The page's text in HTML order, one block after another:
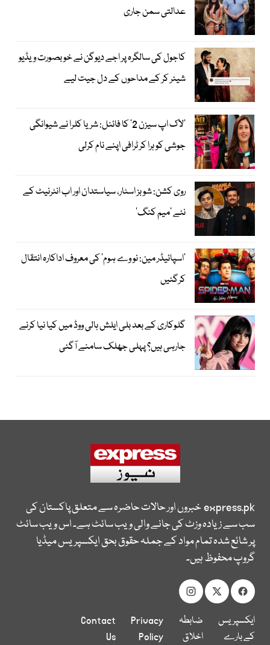
عدالتی سمن جاری
کاجول کی سالگرہ پر اجے دیوگن نے خوبصورت ویڈیو
شیئر کر کے مداحوں کے دل جیت لیے
’لاک اپ سیزن 2‘ کا فائنل: شریا کلرا نے شیوانگی
جوشی کو ہرا کر ٹرافی اپنے نام کرلی
روی کشن: شوبز اسٹار، سیاستدان اور اب انٹرنیٹ کے
نئے ’میم کنگ‘
’اسپائیڈر مین: نو وے ہوم‘ کی معروف اداکارہ انتقال
کرگئیں
گلوکاری کے بعد بلی ایلش ہالی ووڈ میں کیا نیا کرنے
جارہی ہیں؟ پہلی جھلک سامنے آگئی
express.pkخبروں اور حالات حاضرہ سے متعلق پاکستان کی
سب سے زیادہ وزٹ کی جانے والی ویب سائٹ ہے۔ اس ویب سائٹ
پر شائع شدہ تمام مواد کے جملہ حقوق بحق ایکسپریس میڈیا
گروپ محفوظ ہیں۔
ایکسپریس
کے بارے
ضابطہ
اخلاق
Privacy
Policy
Contact
Us